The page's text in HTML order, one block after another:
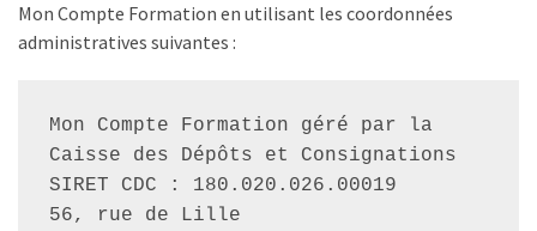
Mon Compte Formation en utilisant les coordonnées
administratives suivantes :
Mon Compte Formation géré par la
Caisse des Dépôts et Consignations
SIRET CDC : 180.020.026.00019
56, rue de Lille